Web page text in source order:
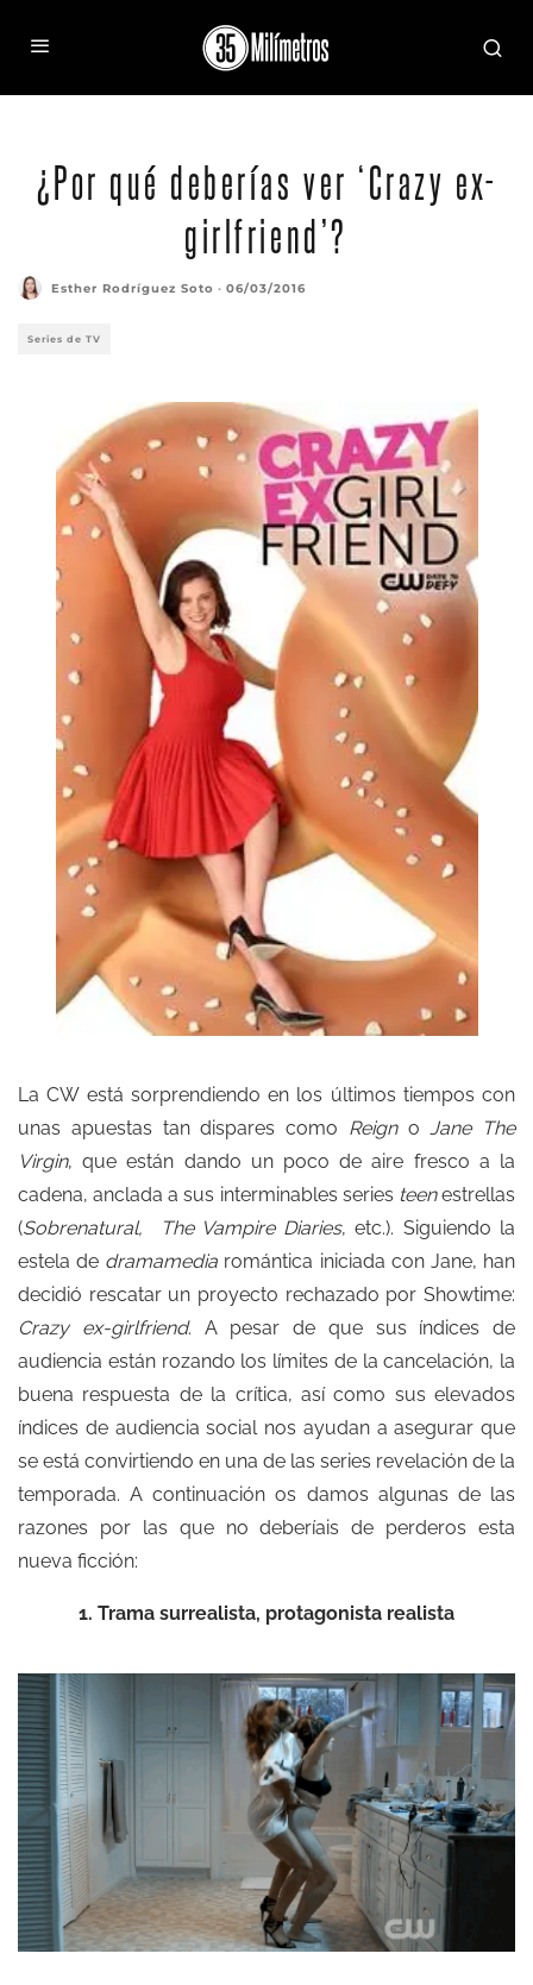
¿Por qué deberías ver ‘Crazy ex-
girlfriend’?
Esther Rodríguez Soto · 06/03/2016
Series de TV
La CW está sorprendiendo en los últimos tiempos con
unas apuestas tan dispares como Reigno Jane The
Virgin, que están dando un poco de aire fresco a la
cadena, anclada a sus interminables series teenestrellas
(Sobrenatural, The Vampire Diaries, etc.). Siguiendo la
estela de dramamedia romántica iniciada con Jane, han
decidió rescatar un proyecto rechazado por Showtime:
Crazy ex-girlfriend. A pesar de que sus índices de
audiencia están rozando los límites de la cancelación, la
buena respuesta de la crítica, así como sus elevados
índices de audiencia social nos ayudan a asegurar que
se está convirtiendo en una de las series revelación de la
temporada. A continuación os damos algunas de las
razones por las que no deberíais de perderos esta
nueva ficción:
1. Trama surrealista, protagonista realista